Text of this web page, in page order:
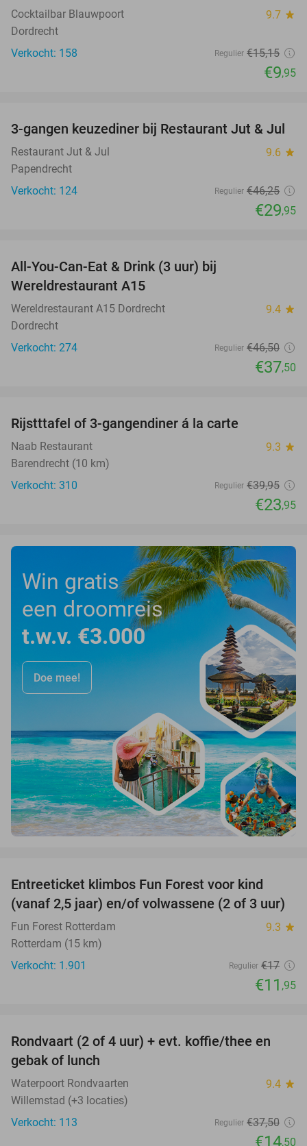
Cocktailbar Blauwpoort 9.7 star
Dordrecht
Verkocht: 158
Regulier €15,15
€9,95
35%
3-gangen keuzediner bij Restaurant Jut & Jul
Restaurant Jut & Jul 9.6 star
Papendrecht
Verkocht: 124
Regulier €46,25
€29,95
All-You-Can-Eat & Drink (3 uur) bij
Wereldrestaurant A15
Wereldrestaurant A15 Dordrecht 9.4 star
Dordrecht
Verkocht: 274
Regulier €46,50
€37,50
Rijstttafel of 3-gangendiner á la carte
Naab Restaurant 9.3 star
Barendrecht (10 km)
Verkocht: 310
Regulier €39,95
€23,95
Win gratis
een droomreis
t.w.v. €3.000
Doe mee!
Entreeticket klimbos Fun Forest voor kind
(vanaf 2,5 jaar) en/of volwassene (2 of 3 uur)
Fun Forest Rotterdam 9.3 star
Rotterdam (15 km)
Verkocht: 1.901
Regulier €17
€11 ,95
61%
Rondvaart (2 of 4 uur) + evt. koffie/thee en
gebak of lunch
Waterpoort Rondvaarten 9.4 star
Willemstad (+3 locaties)
Verkocht: 113
Regulier €37,50
€14,50